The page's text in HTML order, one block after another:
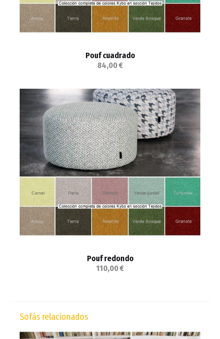
Pouf cuadrado
84,00 €
Pouf redondo
110,00 €
Sofás relacionados